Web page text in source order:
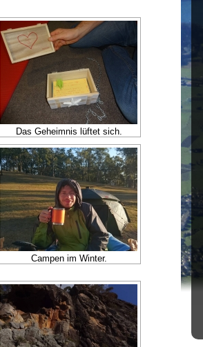
Das Geheimnis lüftet sich.
Campen im Winter.